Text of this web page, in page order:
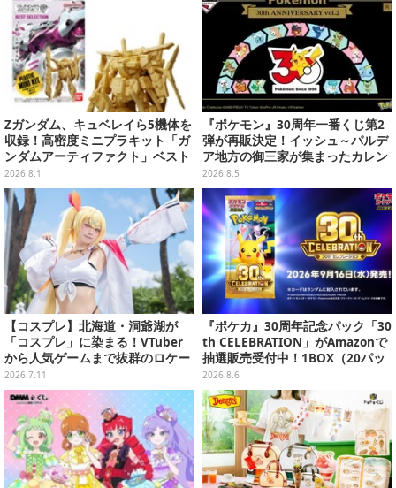
Zガンダム、キュベレイら5機体を
収録！高密度ミニプラキット「ガ
ンダムアーティファクト」ベスト
セレクションが10月発売
2026.8.1
『ポケモン』30周年一番くじ第2
弾が再販決定！イッシュ～パルデ
ア地方の御三家が集まったカレン
ダー、ぬいぐるみなど記念グッズ
盛りだくさん
2026.8.5
【コスプレ】北海道・洞爺湖が
「コスプレ」に染まる！VTuber
から人気ゲームまで抜群のロケー
ションも必見な美女レイヤー10選
【写真45枚】
2026.7.11
『ポケカ』30周年記念パック「30
th CELEBRATION」がAmazonで
抽選販売受付中！1BOX（20パッ
ク入り）
2026.8.6